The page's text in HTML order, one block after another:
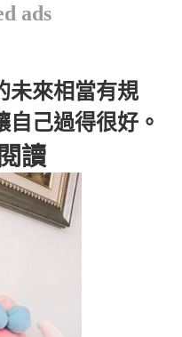
ads
未來相當有規
己過得很好。
讀